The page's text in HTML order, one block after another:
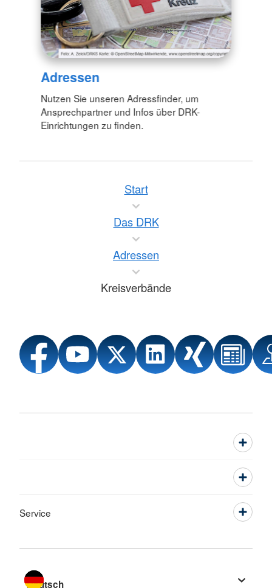
Adressen
Nutzen Sie unseren Adressfinder, um
Ansprechpartner und Infos über DRK-
Einrichtungen zu finden.
Start
Das DRK
Adressen
Kreisverbände
Service
Sprache wechseln zu